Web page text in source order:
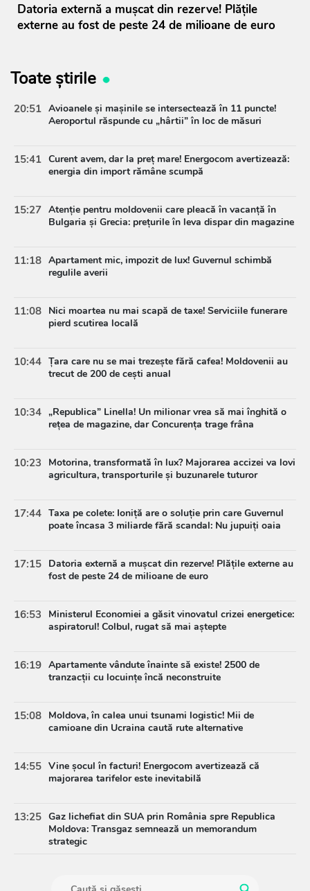
Datoria externă a mușcat din rezerve! Plățile
externe au fost de peste 24 de milioane de euro
Toate știrile
20:51 Avioanele și mașinile se intersectează în 11 puncte!
Aeroportul răspunde cu „hârtii” în loc de măsuri
15:41 Curent avem, dar la preț mare! Energocom avertizează:
energia din import rămâne scumpă
15:27 Atenție pentru moldovenii care pleacă în vacanță în
Bulgaria și Grecia: prețurile în leva dispar din magazine
11:18 Apartament mic, impozit de lux! Guvernul schimbă
regulile averii
11:08 Nici moartea nu mai scapă de taxe! Serviciile funerare
pierd scutirea locală
10:44 Țara care nu se mai trezește fără cafea! Moldovenii au
trecut de 200 de cești anual
10:34 „Republica” Linella! Un milionar vrea să mai înghită o
rețea de magazine, dar Concurența trage frâna
10:23
Motorina, transformată în lux? Majorarea accizei va lovi
agricultura, transporturile și buzunarele tuturor
17:44 Taxa pe colete: Ioniță are o soluție prin care Guvernul
poate încasa 3 miliarde fără scandal: Nu jupuiți oaia
17:15 Datoria externă a mușcat din rezerve! Plățile externe au
fost de peste 24 de milioane de euro
16:53
Ministerul Economiei a găsit vinovatul crizei energetice:
aspiratorul! Colbul, rugat să mai aștepte
16:19 Apartamente vândute înainte să existe! 2500 de
tranzacții cu locuințe încă neconstruite
15:08 Moldova, în calea unui tsunami logistic! Mii de
camioane din Ucraina caută rute alternative
14:55 Vine șocul în facturi! Energocom avertizează că
majorarea tarifelor este inevitabilă
13:25 Gaz lichefiat din SUA prin România spre Republica
Moldova: Transgaz semnează un memorandum
strategic